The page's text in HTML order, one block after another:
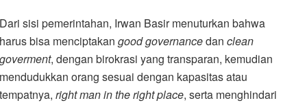
Dari sisi pemerintahan, Irwan Basir menuturkan bahwa
harus bisa menciptakan good governancedan clean
goverment, dengan birokrasi yang transparan, kemudian
mendudukkan orang sesuai dengan kapasitas atau
tempatnya, right man in the right place, serta menghindari